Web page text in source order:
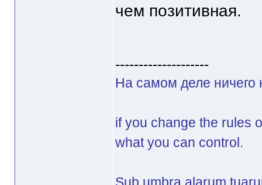
чем позитивная.
--------------------
На самом деле ничего
if you change the rules
what you can control.